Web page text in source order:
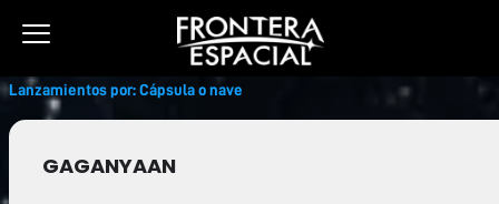
Lanzamientos por: Cápsula o nave
GAGANYAAN